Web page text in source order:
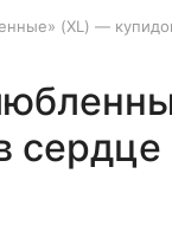
(XL) —
сердце